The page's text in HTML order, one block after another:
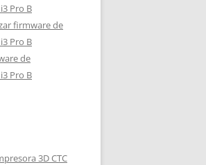
Pro B
firmware de
Pro B
de
Pro B
3D CTC